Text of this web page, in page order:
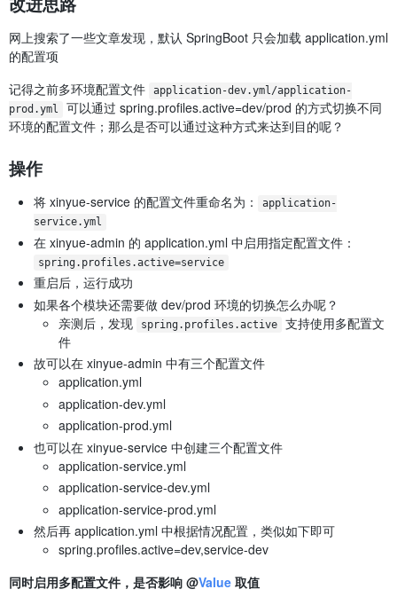
网上搜索了一些文章发现，默认 SpringBoot 只会加载 application.yml
的配置项
记得之前多环境配置文件
application-dev.yml/application-
prod.yml
可以通过 spring.profiles.active=dev/prod 的方式切换不同
环境的配置文件；那么是否可以通过这种方式来达到目的呢？
操作
将 xinyue-service 的配置文件重命名为：
application-
service.yml
在 xinyue-admin 的 application.yml 中启用指定配置文件：
spring.profiles.active=service
重启后，运行成功
如果各个模块还需要做 dev/prod 环境的切换怎么办呢？
亲测后，发现
spring.profiles.active
支持使用多配置文
件
故可以在 xinyue-admin 中有三个配置文件
application.yml
application-dev.yml
application-prod.yml
也可以在 xinyue-service 中创建三个配置文件
application-service.yml
application-service-dev.yml
application-service-prod.yml
然后再 application.yml 中根据情况配置，类似如下即可
spring.profiles.active=dev,service-dev
同时启用多配置文件，是否影响 @Value 取值